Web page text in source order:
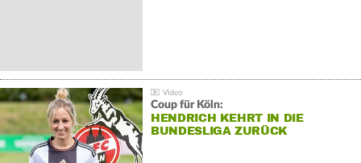
Coup für Köln:
HENDRICH KEHRT IN DIE
BUNDESLIGA ZURÜCK